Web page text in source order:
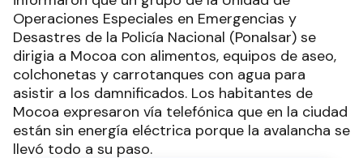
Operaciones Especiales en Emergencias y
Desastres de la Policía Nacional (Ponalsar) se
dirigia a Mocoa con alimentos, equipos de aseo,
colchonetas y carrotanques con agua para
asistir a los damnificados. Los habitantes de
Mocoa expresaron vía telefónica que en la ciudad
están sin energía eléctrica porque la avalancha se
llevó todo a su paso.